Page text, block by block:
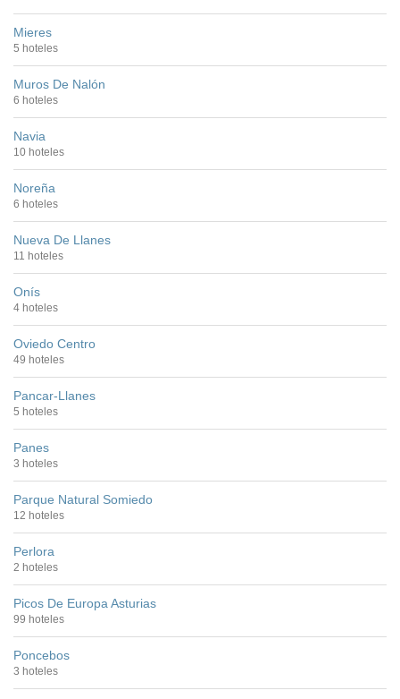
Mieres
5 hoteles
Muros De Nalón
6 hoteles
Navia
10 hoteles
Noreña
6 hoteles
Nueva De Llanes
11 hoteles
Onís
4 hoteles
Oviedo Centro
49 hoteles
Pancar-Llanes
5 hoteles
Panes
3 hoteles
Parque Natural Somiedo
12 hoteles
Perlora
2 hoteles
Picos De Europa Asturias
99 hoteles
Poncebos
3 hoteles